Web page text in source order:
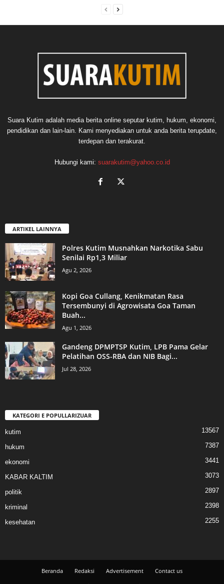
Suara Kutim adalah media berita online seputar kutim, hukum, ekonomi,
pendidikan dan lain-lain. Kami menyediakan untuk anda berita terupdate,
terdepan dan terakurat.
Hubungi kami: suarakutim@yahoo.co.id
ARTIKEL LAINNYA
Polres Kutim Musnahkan Narkotika Sabu
Senilai Rp1,3 Miliar
Agu 2, 2026
Kopi Goa Cullang, Kenikmatan Rasa
Tersembunyi di Agrowisata Goa Taman
Buah...
Agu 1, 2026
Gandeng DPMPTSP Kutim, LPB Pama Gelar
Pelatihan OSS-RBA dan NIB Bagi...
Jul 28, 2026
KATEGORI E POPULLARIZUAR
kutim 13567
hukum 7387
ekonomi 3441
KABAR KALTIM 3073
politik 2897
kriminal 2398
kesehatan 2255
Beranda Redaksi Advertisement
Contact us